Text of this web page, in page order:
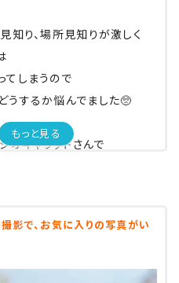
知り、場所見知りが激しく
てしまうので
うするか悩んでました🥺
オキャラットさんで
お出かけは大好きで
してくれるかも✨
もっと見る
影で、お気に入りの写真がい